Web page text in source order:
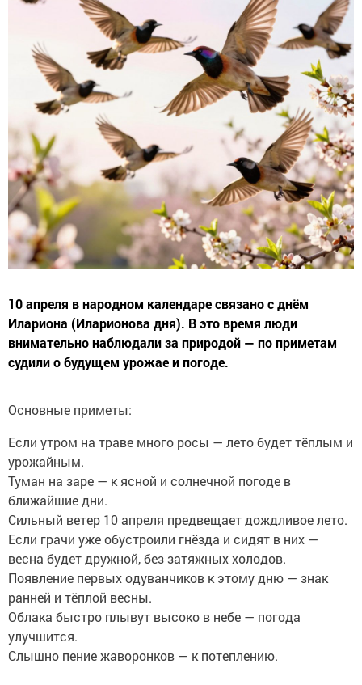
10 апреля в народном календаре связано с днём
Илариона (Иларионова дня). В это время люди
внимательно наблюдали за природой — по приметам
судили о будущем урожае и погоде.
Основные приметы:
Если утром на траве много росы — лето будет тёплым и
урожайным.
Туман на заре — к ясной и солнечной погоде в
ближайшие дни.
Сильный ветер 10 апреля предвещает дождливое лето.
Если грачи уже обустроили гнёзда и сидят в них —
весна будет дружной, без затяжных холодов.
Появление первых одуванчиков к этому дню — знак
ранней и тёплой весны.
Облака быстро плывут высоко в небе — погода
улучшится.
Слышно пение жаворонков — к потеплению.